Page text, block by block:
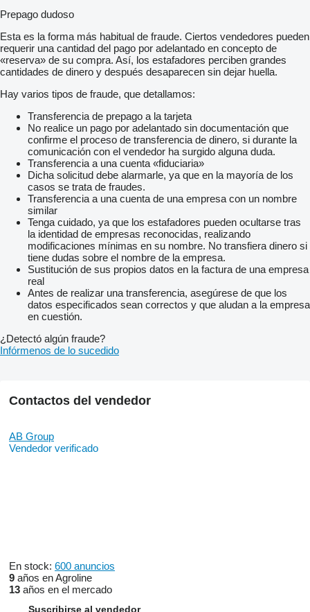
Prepago dudoso
Esta es la forma más habitual de fraude. Ciertos vendedores pueden
requerir una cantidad del pago por adelantado en concepto de
«reserva» de su compra. Así, los estafadores perciben grandes
cantidades de dinero y después desaparecen sin dejar huella.
Hay varios tipos de fraude, que detallamos:
Transferencia de prepago a la tarjeta
No realice un pago por adelantado sin documentación que
confirme el proceso de transferencia de dinero, si durante la
comunicación con el vendedor ha surgido alguna duda.
Transferencia a una cuenta «fiduciaria»
Dicha solicitud debe alarmarle, ya que en la mayoría de los
casos se trata de fraudes.
Transferencia a una cuenta de una empresa con un nombre
similar
Tenga cuidado, ya que los estafadores pueden ocultarse tras
la identidad de empresas reconocidas, realizando
modificaciones mínimas en su nombre. No transfiera dinero si
tiene dudas sobre el nombre de la empresa.
Sustitución de sus propios datos en la factura de una empresa
real
Antes de realizar una transferencia, asegúrese de que los
datos especificados sean correctos y que aludan a la empresa
en cuestión.
¿Detectó algún fraude?
Infórmenos de lo sucedido
Contactos del vendedor
AB Group
Vendedor verificado
En stock: 600 anuncios
9 años en Agroline
13 años en el mercado
Suscribirse al vendedor